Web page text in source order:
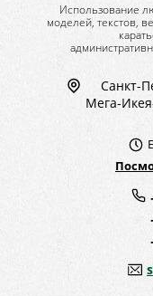
Использование
моделей, текстов,
Санкт-
Мега-